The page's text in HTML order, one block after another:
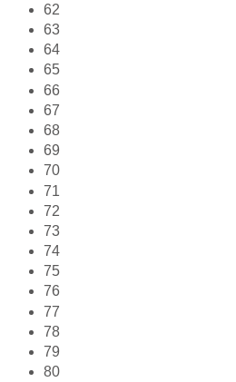
62
63
64
65
66
67
68
69
70
71
72
73
74
75
76
77
78
79
80